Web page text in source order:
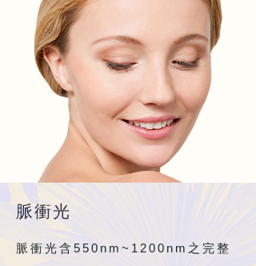
​脈衝光
脈衝光含 550nm~1200nm 之完整